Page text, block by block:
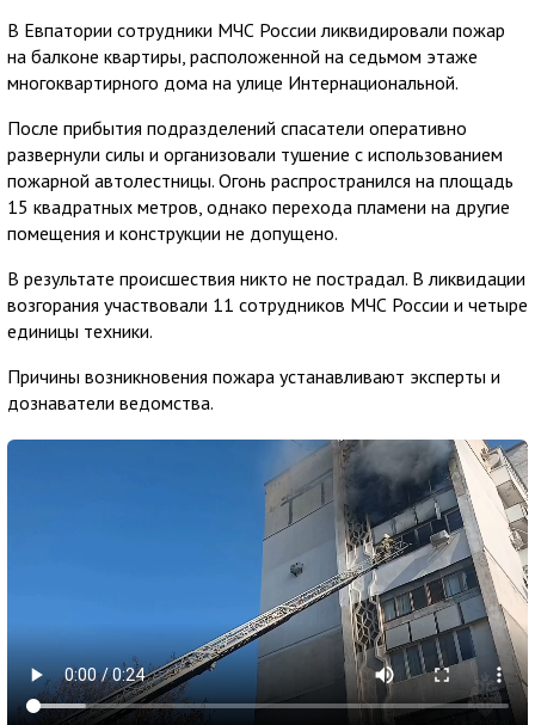
В Евпатории сотрудники МЧС России ликвидировали пожар
на балконе квартиры, расположенной на седьмом этаже
многоквартирного дома на улице Интернациональной.
После прибытия подразделений спасатели оперативно
развернули силы и организовали тушение с использованием
пожарной автолестницы. Огонь распространился на площадь
15 квадратных метров, однако перехода пламени на другие
помещения и конструкции не допущено.
В результате происшествия никто не пострадал. В ликвидации
возгорания участвовали 11 сотрудников МЧС России и четыре
единицы техники.
Причины возникновения пожара устанавливают эксперты и
дознаватели ведомства.